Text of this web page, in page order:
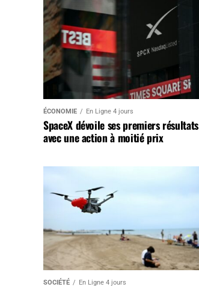
ÉCONOMIE En Ligne 4 jours
SpaceX dévoile ses premiers résultats
avec une action à moitié prix
SOCIÉTÉ En Ligne 4 jours